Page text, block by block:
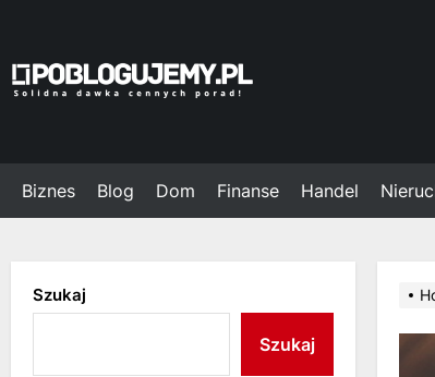
the
content
Biznes Blog Dom Finanse Handel
Szukaj
Szukaj